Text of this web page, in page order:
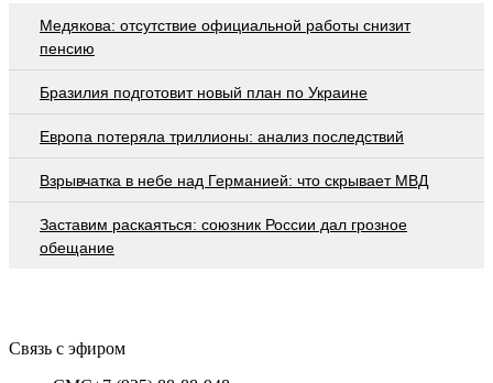
Медякова: отсутствие официальной работы снизит
пенсию
Бразилия подготовит новый план по Украине
Европа потеряла триллионы: анализ последствий
Взрывчатка в небе над Германией: что скрывает МВД
Заставим раскаяться: союзник России дал грозное
обещание
Связь с эфиром